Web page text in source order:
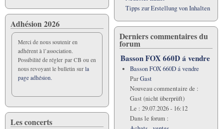
Adhésion 2026
Merci de nous soutenir en
adhérent à l’association.
Possibilité de régler par CB ou en
nous revoyant le bulletin sur la
page adhésion.
Les concerts
Tipps zur Erstellung von Inhalten
Derniers commentaires du
forum
Basson FOX 660D á vendre
Basson FOX 660D á vendre
ParGast
Nouveau commentaire de :
Gast (nicht überprüft)
Le : 29.07.2026 - 16:12
Dans le forum :